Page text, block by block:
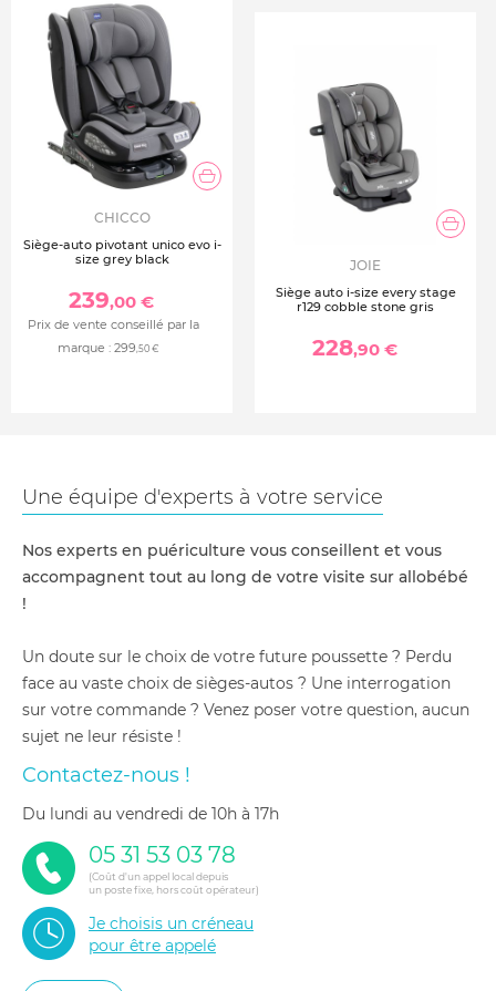
360
CHICCO
Siège-auto pivotant unico evo i-
size grey black
239,00 €
Prix de vente conseillé par la
marque : 299,50 €
JOIE
Siège auto i-size every stage
r129 cobble stone gris
228,90 €
Une équipe d'experts à votre service
Nos experts en puériculture vous conseillent et vous
accompagnent tout au long de votre visite sur allobébé
!
Un doute sur le choix de votre future poussette ? Perdu
face au vaste choix de sièges-autos ? Une interrogation
sur votre commande ? Venez poser votre question, aucun
sujet ne leur résiste !
Contactez-nous !
du lundi au vendredi de 10h à 17h
05 31 53 03 78
(Coût d'un appel local depuis
un poste fixe, hors coût opérateur)
Je choisis un créneau
pour être appelé